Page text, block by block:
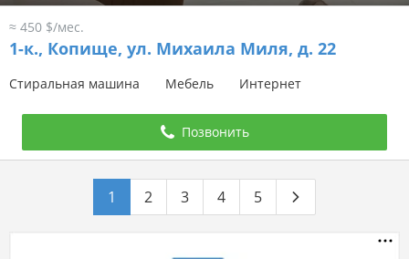
≈ 450 $/мес.
1-к., Копище, ул. Михаила Миля, д. 22
Стиральная машина Мебель Интернет
Позвонить
1 2 3 4 5